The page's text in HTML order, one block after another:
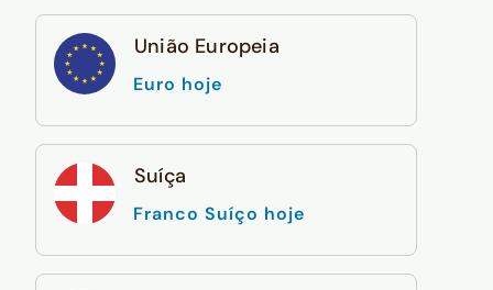
União Europeia
Euro hoje
Suíça
Franco Suíço hoje